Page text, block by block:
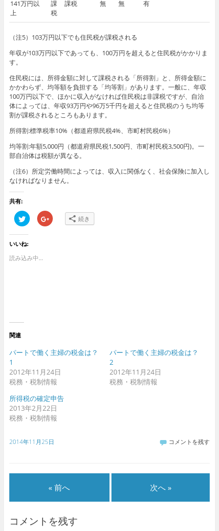
141万円以
上
課
税
課税 無 無 有
（注5）103万円以下でも住民税が課税される
年収が103万円以下であっても、100万円を超えると住民税がかかりま
す。
住民税には、所得金額に対して課税される「所得割」と、所得金額に
かかわらず、均等額を負担する「均等割」があります。一般に、年収
100万円以下で、ほかに収入がなければ住民税は非課税ですが、自治
体によっては、年収93万円や96万5千円を超えると住民税のうち均等
割が課税されるところもあります。
所得割:標準税率10%（都道府県民税4%、市町村民税6%）
均等割:年額5,000円（都道府県民税1,500円、市町村民税3,500円)。一
部自治体は税額が異なる。
（注6）所定労働時間によっては、収入に関係なく、社会保険に加入し
なければなりません。
共有:
ク
リ
ク
て
w
ド
ウ
開
き
ま
す
ク
リ
ド
ウ
開
き
ま
す
続き
いいね:
読み込み中...
関連
パートで働く主婦の税金は？
1
2012年11月24日
税務・税制情報
パートで働く主婦の税金は？
2
2012年11月24日
税務・税制情報
所得税の確定申告
2013年2月22日
税務・税制情報
2014年11月25日 コメントを残す
« 前へ 次へ »
コメントを残す